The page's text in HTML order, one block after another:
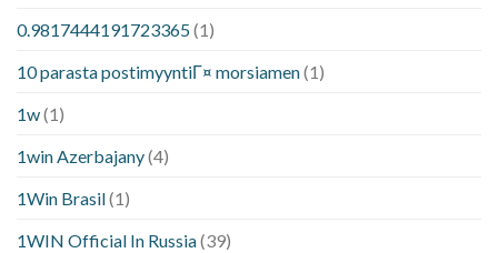
0.9817444191723365(1)
10 parasta postimyyntiГ¤ morsiamen(1)
1w(1)
1win Azerbajany(4)
1Win Brasil(1)
1WIN Official In Russia(39)